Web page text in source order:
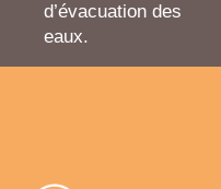
d’évacuation des
eaux.